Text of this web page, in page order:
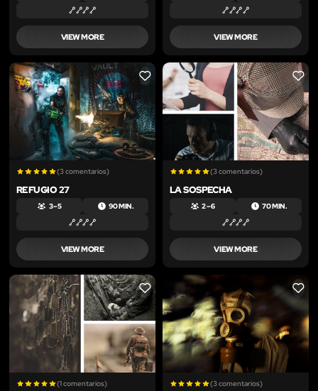
VIEW MORE VIEW MORE
LIKE
(3 comentarios)
REFUGIO 27
3 – 5 90 MIN.
VIEW MORE
LIKE
(3 comentarios)
LA SOSPECHA
2 – 6 70 MIN.
VIEW MORE
LIKE
(1 comentarios)
LIKE
(3 comentarios)